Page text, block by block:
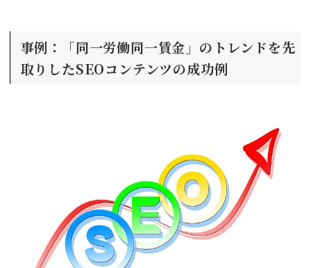
事例：「同一労働同一賃金」のトレンドを先
取りしたSEOコンテンツの成功例